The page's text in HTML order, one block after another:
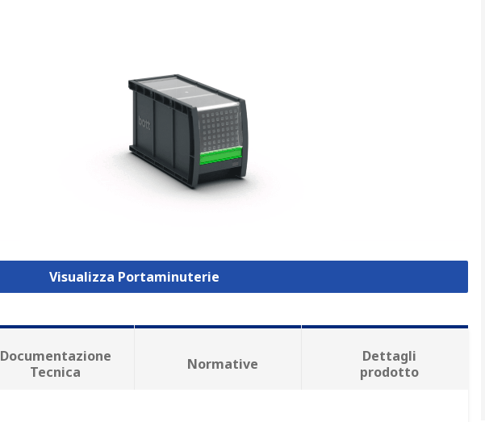
Visualizza Portaminuterie
Documentazione
Tecnica
Normative
Dettagli
prodotto